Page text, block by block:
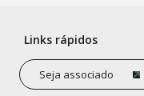
Links rápidos
Seja associado